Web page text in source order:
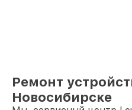
Ремонт
Новосибирске